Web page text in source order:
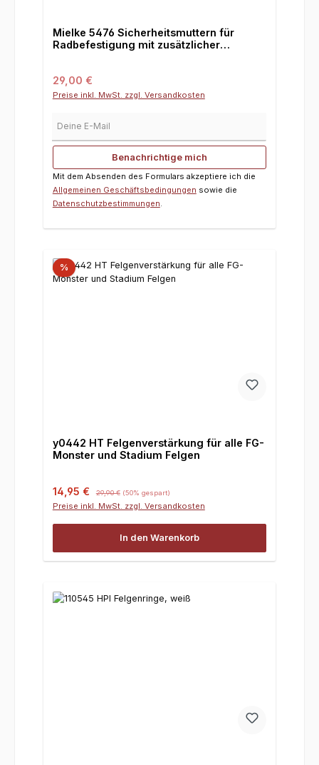
Mielke 5476 Sicherheitsmuttern für
Radbefestigung mit zusätzlicher
Regulärer Preis:
29,00 €
Preise inkl. MwSt. zzgl. Versandkosten
Benachrichtige mich
Mit dem Absenden des Formulars akzeptiere ich die
Allgemeinen Geschäftsbedingungen sowie die
Datenschutzbestimmungen.
%
y0442 HT Felgenverstärkung für alle FG-
Monster und Stadium Felgen
Verkaufspreis:
14,95 € 29,90 € (50% gespart)
Preise inkl. MwSt. zzgl. Versandkosten
In den Warenkorb